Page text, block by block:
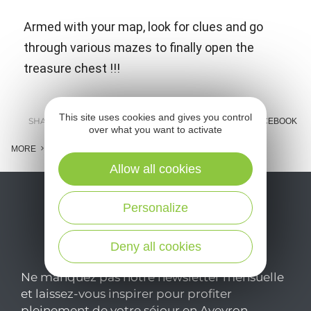
Armed with your map, look for clues and go
through various mazes to finally open the
treasure chest !!!
SHARE : E-MAIL MESSENGER FACEBOOK
MORE
Ne manquez pas notre newsletter mensuelle
et laissez-vous inspirer pour profiter
This site uses cookies and gives you control
over what you want to activate
Deny all cookies
Personalize
Allow all cookies